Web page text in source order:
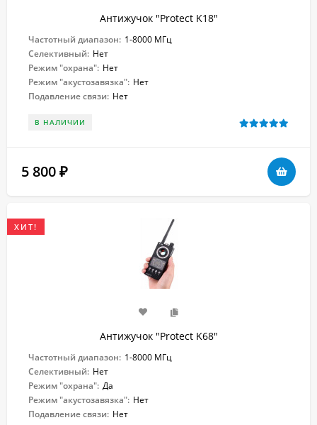
Антижучок "Protect K18"
Частотный диапазон: 1-8000 МГц
Селективный: Нет
Режим "охрана": Нет
Режим "акустозавязка": Нет
Подавление связи: Нет
В НАЛИЧИИ
5 800 ₽
ХИТ!
Антижучок "Protect K68"
Частотный диапазон: 1-8000 МГц
Селективный: Нет
Режим "охрана": Да
Режим "акустозавязка": Нет
Подавление связи: Нет